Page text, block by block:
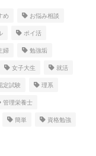
め お悩み相談
ポイ活
婦 勉強垢
女子大生 就活
定試験 理系
管理栄養士
簡単 資格勉強